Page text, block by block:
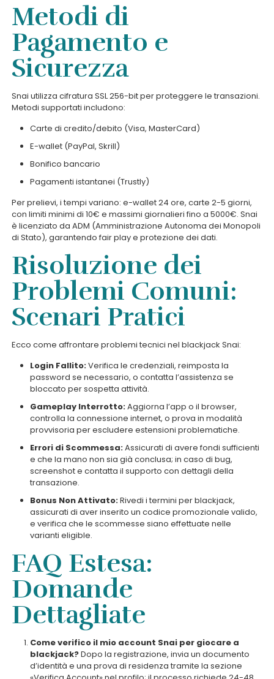
Metodi di
Pagamento e
Sicurezza
Snai utilizza cifratura SSL 256-bit per proteggere le transazioni.
Metodi supportati includono:
Carte di credito/debito (Visa, MasterCard)
E-wallet (PayPal, Skrill)
Bonifico bancario
Pagamenti istantanei (Trustly)
Per prelievi, i tempi variano: e-wallet 24 ore, carte 2-5 giorni,
con limiti minimi di 10€ e massimi giornalieri fino a 5000€. Snai
è licenziato da ADM (Amministrazione Autonoma dei Monopoli
di Stato), garantendo fair play e protezione dei dati.
Risoluzione dei
Problemi Comuni:
Scenari Pratici
Ecco come affrontare problemi tecnici nel blackjack Snai:
Login Fallito:Verifica le credenziali, reimposta la
password se necessario, o contatta l’assistenza se
bloccato per sospetta attività.
Gameplay Interrotto:Aggiorna l’app o il browser,
controlla la connessione internet, o prova in modalità
provvisoria per escludere estensioni problematiche.
Errori di Scommessa:Assicurati di avere fondi sufficienti
e che la mano non sia già conclusa; in caso di bug,
screenshot e contatta il supporto con dettagli della
transazione.
Bonus Non Attivato:Rivedi i termini per blackjack,
assicurati di aver inserito un codice promozionale valido,
e verifica che le scommesse siano effettuate nelle
varianti eligible.
FAQ Estesa:
Domande
Dettagliate
Come verifico il mio account Snai per giocare a
blackjack?Dopo la registrazione, invia un documento
d’identità e una prova di residenza tramite la sezione